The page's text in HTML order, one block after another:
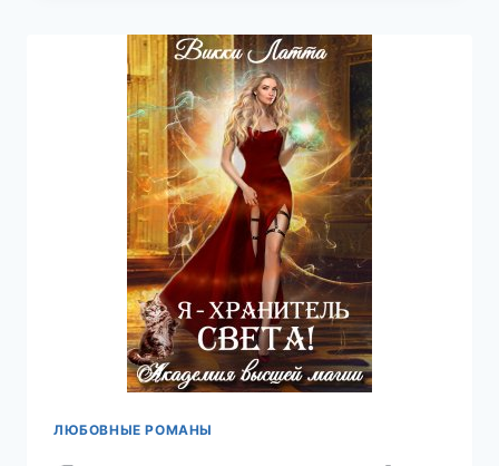
—
ВИККИ
ЛАТТА
ЛЮБОВНЫЕ РОМАНЫ